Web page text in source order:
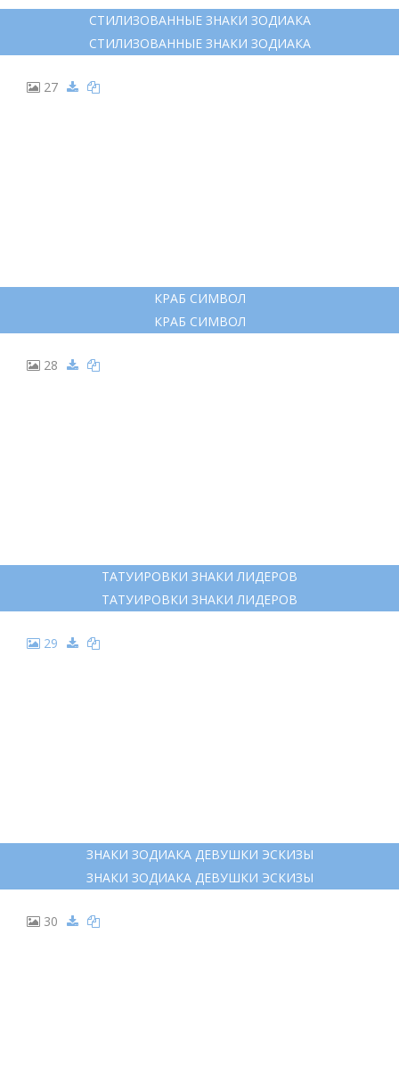
СТИЛИЗОВАННЫЕ ЗНАКИ ЗОДИАКА
СТИЛИЗОВАННЫЕ ЗНАКИ ЗОДИАКА
27
КРАБ СИМВОЛ
КРАБ СИМВОЛ
28
ТАТУИРОВКИ ЗНАКИ ЛИДЕРОВ
ТАТУИРОВКИ ЗНАКИ ЛИДЕРОВ
29
ЗНАКИ ЗОДИАКА ДЕВУШКИ ЭСКИЗЫ
ЗНАКИ ЗОДИАКА ДЕВУШКИ ЭСКИЗЫ
30